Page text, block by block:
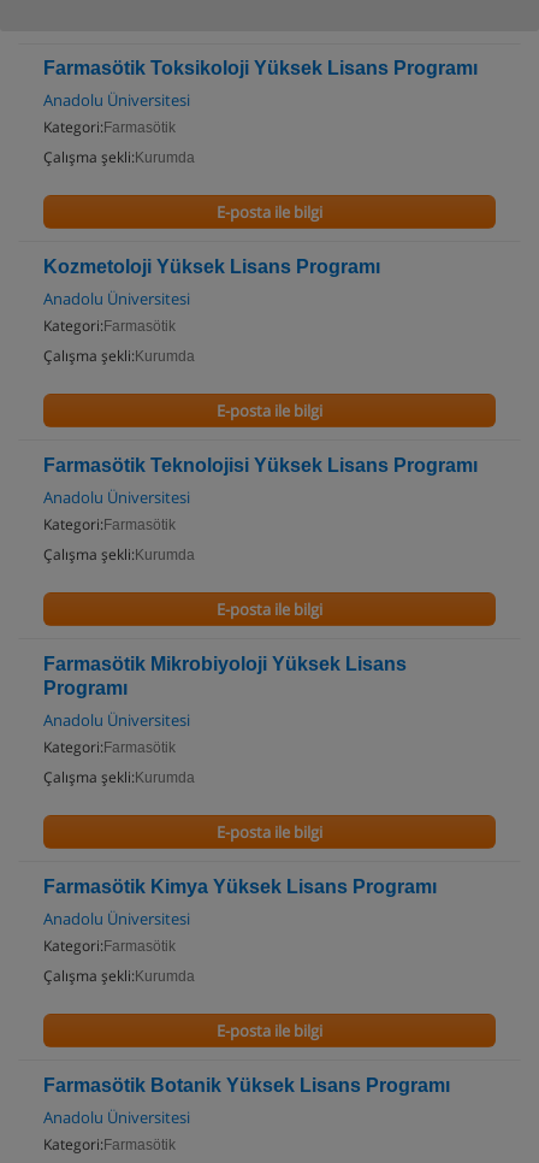
Farmasötik Toksikoloji Yüksek Lisans Programı
Anadolu Üniversitesi
Kategori: Farmasötik
Çalışma şekli: Kurumda
E-posta ile bilgi
Kozmetoloji Yüksek Lisans Programı
Anadolu Üniversitesi
Kategori: Farmasötik
Çalışma şekli: Kurumda
E-posta ile bilgi
Farmasötik Teknolojisi Yüksek Lisans Programı
Anadolu Üniversitesi
Kategori: Farmasötik
Çalışma şekli: Kurumda
E-posta ile bilgi
Farmasötik Mikrobiyoloji Yüksek Lisans
Programı
Anadolu Üniversitesi
Kategori: Farmasötik
Çalışma şekli: Kurumda
E-posta ile bilgi
Farmasötik Kimya Yüksek Lisans Programı
Anadolu Üniversitesi
Kategori: Farmasötik
Çalışma şekli: Kurumda
E-posta ile bilgi
Farmasötik Botanik Yüksek Lisans Programı
Anadolu Üniversitesi
Kategori: Farmasötik